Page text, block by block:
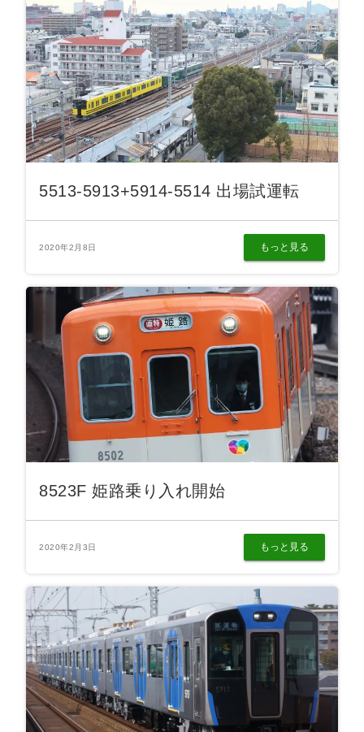
5513-5913+5914-5514 出場試運転
2020年2月8日 もっと見る
8523F 姫路乗り入れ開始
2020年2月3日 もっと見る